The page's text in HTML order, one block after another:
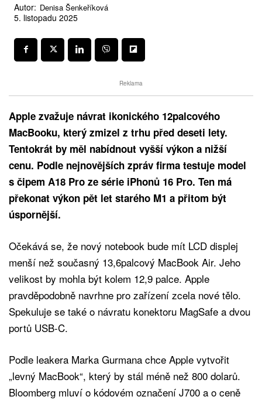
Autor: Denisa Šenkeříková
5. listopadu 2025
Reklama
Apple zvažuje návrat ikonického 12palcového
MacBooku, který zmizel z trhu před deseti lety.
Tentokrát by měl nabídnout vyšší výkon a nižší
cenu. Podle nejnovějších zpráv firma testuje model
s čipem A18 Pro ze série iPhonů 16 Pro. Ten má
překonat výkon pět let starého M1 a přitom být
úspornější.
Očekává se, že nový notebook bude mít LCD displej
menší než současný 13,6palcový MacBook Air. Jeho
velikost by mohla být kolem 12,9 palce. Apple
pravděpodobně navrhne pro zařízení zcela nové tělo.
Spekuluje se také o návratu konektoru MagSafe a dvou
portů USB-C.
Podle leakera Marka Gurmana chce Apple vytvořit
„levný MacBook“, který by stál méně než 800 dolarů.
Bloomberg mluví o kódovém označení J700 a o ceně